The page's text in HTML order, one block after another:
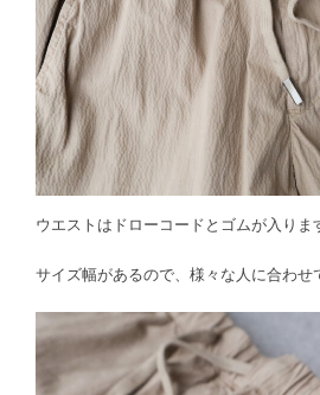
ウエストはドローコードとゴムが入りま
サイズ幅があるので、様々な人に合わせ